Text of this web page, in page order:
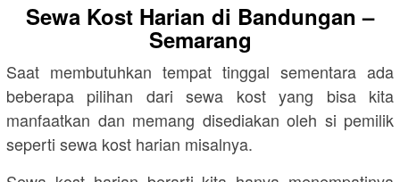
Sewa Kost Harian di Bandungan –
Semarang
Saat membutuhkan tempat tinggal sementara ada
beberapa pilihan dari sewa kost yang bisa kita
manfaatkan dan memang disediakan oleh si pemilik
seperti sewa kost harian misalnya.